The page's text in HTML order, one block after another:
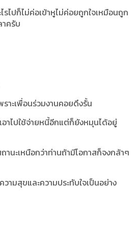
ไปก็ไม่ค่อเข้าหูไม่ค่อยถูกใจเหมือนถูก
าครับ
าะเพื่อนร่วมงานคอยดึงรั้น
อาไปใช้จ่ายหนี้อีกแต่ก็ยังหมุนได้อยู่
านะเหนือกว่าท่านถ้ามีโอกาสก็จงกล้าๆ
ามสุขและความประทับใจเป็นอย่าง